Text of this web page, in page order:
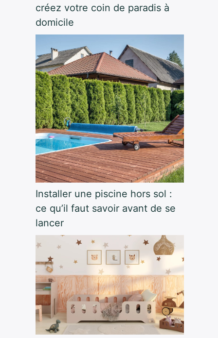
créez votre coin de paradis à
domicile
Installer une piscine hors sol :
ce qu’il faut savoir avant de se
lancer